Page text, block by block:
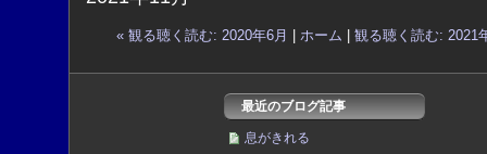
« 観る聴く読む: 2020年6月 ホーム 観る聴く読む: 2021
最近のブログ記事
息がきれる